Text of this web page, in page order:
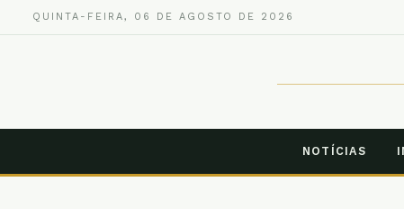
QUINTA-FEIRA, 06 DE AGOSTO DE 2026
NOTÍCIAS